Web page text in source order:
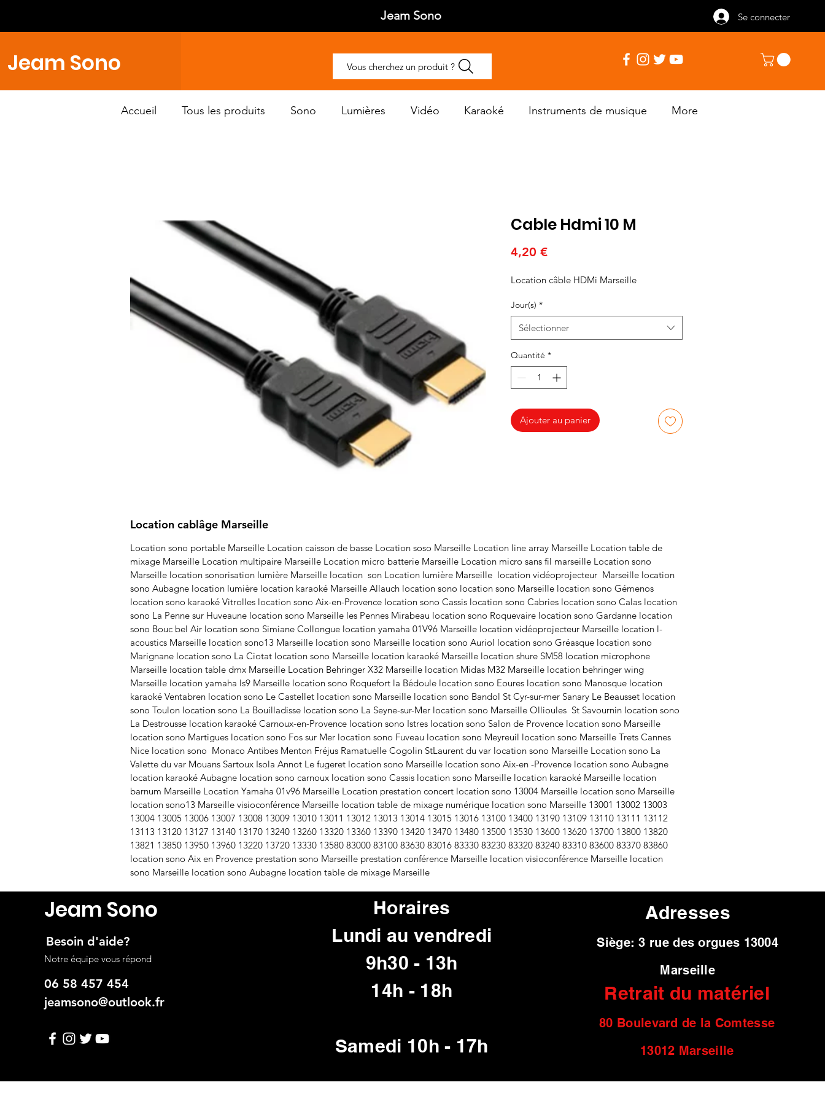
Jeam Sono Se connecter
Jeam Sono Vous cherchez un produit ?
Accueil Tous les produits Sono Lumières Vidéo Karaoké Instruments de musique More
Cable Hdmi 10 M
4,20 €Prix
Location câble HDMi Marseille
Jour(s) *
Sélectionner
Quantité *
Ajouter au panier
Location cablâge Marseille
Location sono portable Marseille Location caisson de basse Location soso Marseille Location line array Marseille Location table de
mixage Marseille Location multipaire Marseille Location micro batterie Marseille Location micro sans fil marseille Location sono
Marseille location sonorisation lumière Marseille location son Location lumière Marseille location vidéoprojecteur Marseille location
sono Aubagne location lumière location karaoké Marseille Allauch location sono location sono Marseille location sono Gémenos
location sono karaoké Vitrolles location sono Aix-en-Provence location sono Cassis location sono Cabries location sono Calas location
sono La Penne sur Huveaune location sono Marseille les Pennes Mirabeau location sono Roquevaire location sono Gardanne location
sono Bouc bel Air location sono Simiane Collongue location yamaha 01V96 Marseille location vidéoprojecteur Marseille location l-
acoustics Marseille location sono13 Marseille location sono Marseille location sono Auriol location sono Gréasque location sono
Marignane location sono La Ciotat location sono Marseille location karaoké Marseille location shure SM58 location microphone
Marseille location table dmx Marseille Location Behringer X32 Marseille location Midas M32 Marseille location behringer wing
Marseille location yamaha ls9 Marseille location sono Roquefort la Bédoule location sono Eoures location sono Manosque location
karaoké Ventabren location sono Le Castellet location sono Marseille location sono Bandol St Cyr-sur-mer Sanary Le Beausset location
sono Toulon location sono La Bouilladisse location sono La Seyne-sur-Mer location sono Marseille Ollioules St Savournin location sono
La Destrousse location karaoké Carnoux-en-Provence location sono Istres location sono Salon de Provence location sono Marseille
location sono Martigues location sono Fos sur Mer location sono Fuveau location sono Meyreuil location sono Marseille Trets Cannes
Nice location sono Monaco Antibes Menton Fréjus Ramatuelle Cogolin StLaurent du var location sono Marseille Location sono La
Valette du var Mouans Sartoux Isola Annot Le fugeret location sono Marseille location sono Aix-en -Provence location sono Aubagne
location karaoké Aubagne location sono carnoux location sono Cassis location sono Marseille location karaoké Marseille location
barnum Marseille Location Yamaha 01v96 Marseille Location prestation concert location sono 13004 Marseille location sono Marseille
location sono13 Marseille visioconférence Marseille location table de mixage numérique location sono Marseille 13001 13002 13003
13004 13005 13006 13007 13008 13009 13010 13011 13012 13013 13014 13015 13016 13100 13400 13190 13109 13110 13111 13112
13113 13120 13127 13140 13170 13240 13260 13320 13360 13390 13420 13470 13480 13500 13530 13600 13620 13700 13800 13820
13821 13850 13950 13960 13220 13720 13330 13580 83000 83100 83630 83016 83330 83230 83320 83240 83310 83600 83370 83860
location sono Aix en Provence prestation sono Marseille prestation conférence Marseille location visioconférence Marseille location
sono Marseille location sono Aubagne location table de mixage Marseille
Jeam Sono
Besoin d'aide?
Notre équipe vous répond
06 58 457 454
jeamsono@outlook.fr
Horaires
Lundi au vendredi
9h30 - 13h
14h - 18h
Samedi 10h - 17h
Adresses
Siège: 3 rue des orgues 13004
Marseille
Retrait du matériel
80 Boulevard de la Comtesse
13012 Marseille